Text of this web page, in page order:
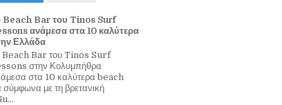
Beach Bar του Tinos Surf
ανάμεσα στα 10 καλύτερα
Ελλάδα
Beach Bar του Tinos Surf
στην Κολυμπήθρα
στα 10 καλύτερα beach
με τη βρετανική